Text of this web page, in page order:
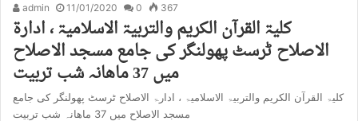
admin 11/01/2020 0 367
کلیۃ القرآن الکریم والتربیۃ الاسلامیۃ ، ادارۃ
الاصلاح ٹرسٹ پھولنگر کی جامع مسجد الاصلاح
میں 37 ماھانہ شب تربیت
کلیۃ القرآن الکریم والتربیۃ الاسلامیۃ ، ادارۃ الاصلاح ٹرسٹ پھولنگر کی جامع
مسجد الاصلاح میں 37 ماھانہ شب تربیت